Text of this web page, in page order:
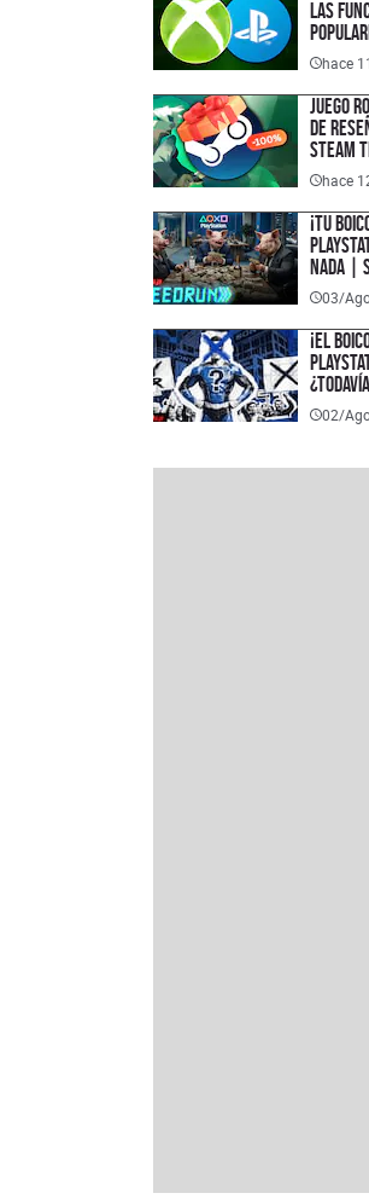
las
que los
pedido
hace
Juego
de
Steam
PC,
hace
¡TU
nada |
03/
¡El
formato
02/